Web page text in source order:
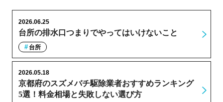
台所の排水口つまりでやってはいけないこと
2026.06.25
台所
京都府のスズメバチ駆除業者おすすめランキング
5選！料金相場と失敗しない選び方
2026.05.18